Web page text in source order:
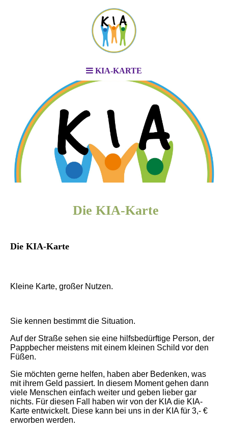
KIA-KARTE
Die KIA-Karte
Die KIA-Karte
Kleine Karte, großer Nutzen.
Sie kennen bestimmt die Situation.
Auf der Straße sehen sie eine hilfsbedürftige Person, der
Pappbecher meistens mit einem kleinen Schild vor den
Füßen.
Sie möchten gerne helfen, haben aber Bedenken, was
mit ihrem Geld passiert. In diesem Moment gehen dann
viele Menschen einfach weiter und geben lieber gar
nichts. Für diesen Fall haben wir von der KIA die KIA-
Karte entwickelt. Diese kann bei uns in der KIA für 3,- €
erworben werden.